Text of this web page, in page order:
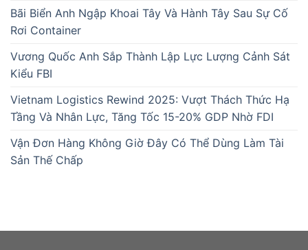
Bãi Biển Anh Ngập Khoai Tây Và Hành Tây Sau Sự Cố
Rơi Container
Vương Quốc Anh Sắp Thành Lập Lực Lượng Cảnh Sát
Kiểu FBI
Vietnam Logistics Rewind 2025: Vượt Thách Thức Hạ
Tầng Và Nhân Lực, Tăng Tốc 15-20% GDP Nhờ FDI
Vận Đơn Hàng Không Giờ Đây Có Thể Dùng Làm Tài
Sản Thế Chấp